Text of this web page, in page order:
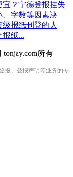
？宁德登报挂失
、字数等因素决
报纸刊登的人
报纸...
所有
报、登报声明等业务的专